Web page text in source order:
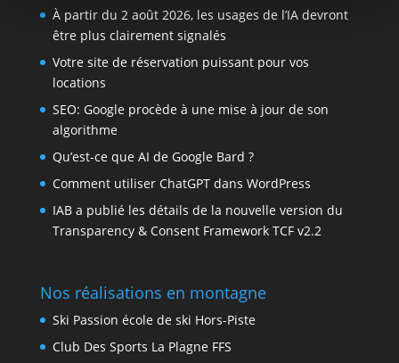
À partir du 2 août 2026, les usages de l’IA devront
être plus clairement signalés
Votre site de réservation puissant pour vos
locations
SEO: Google procède à une mise à jour de son
algorithme
Qu’est-ce que AI de Google Bard ?
Comment utiliser ChatGPT dans WordPress
IAB a publié les détails de la nouvelle version du
Transparency & Consent Framework TCF v2.2
Nos réalisations en montagne
Ski Passion école de ski Hors-Piste
Club Des Sports La Plagne FFS